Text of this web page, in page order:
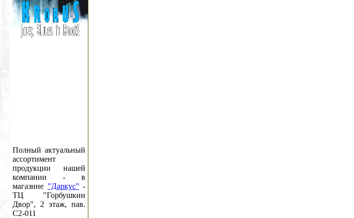
Полный актуальный
ассортимент
продукции нашей
компании - в
магазине "Даркус" -
ТЦ "Горбушкин
Двор", 2 этаж, пав.
C2-011